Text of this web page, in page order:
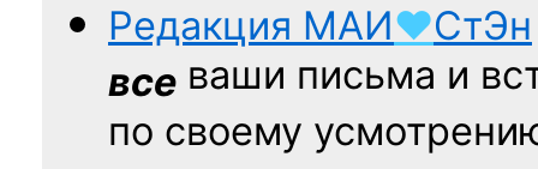
Редакция МАИ♥СтЭн
все ваши письма и
по своему